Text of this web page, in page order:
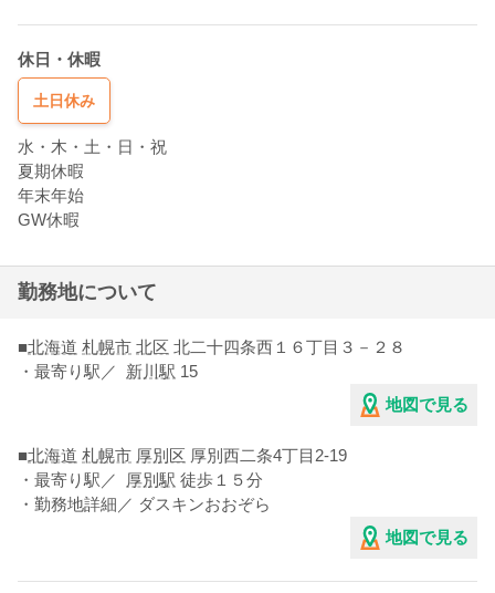
休日・休暇
土日休み
水・木・土・日・祝
夏期休暇
年末年始
GW休暇
勤務地について
■北海道 札幌市 北区 北二十四条西１６丁目３－２８
・最寄り駅／ 新川駅 15
地図で見る
■北海道 札幌市 厚別区 厚別西二条4丁目2-19
・最寄り駅／
厚別駅 徒歩１５分
・勤務地詳細／ ダスキンおおぞら
地図で見る